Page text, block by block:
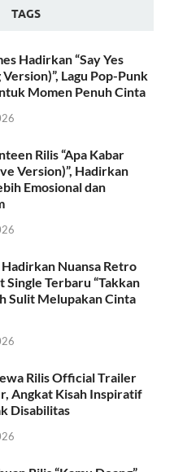
TAGS
Hadirkan “Say Yes
Lagu Pop-Punk
Momen Penuh Cinta
Rilis “Apa Kabar
Version)”, Hadirkan
Emosional dan
Nuansa Retro
Single Terbaru “Takkan
Sulit Melupakan Cinta
Rilis Official Trailer
Angkat Kisah Inspiratif
Disabilitas